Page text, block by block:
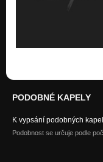
PODOBNÉ KAPELY
K vypsání podobných
Podobnost se určuje podle